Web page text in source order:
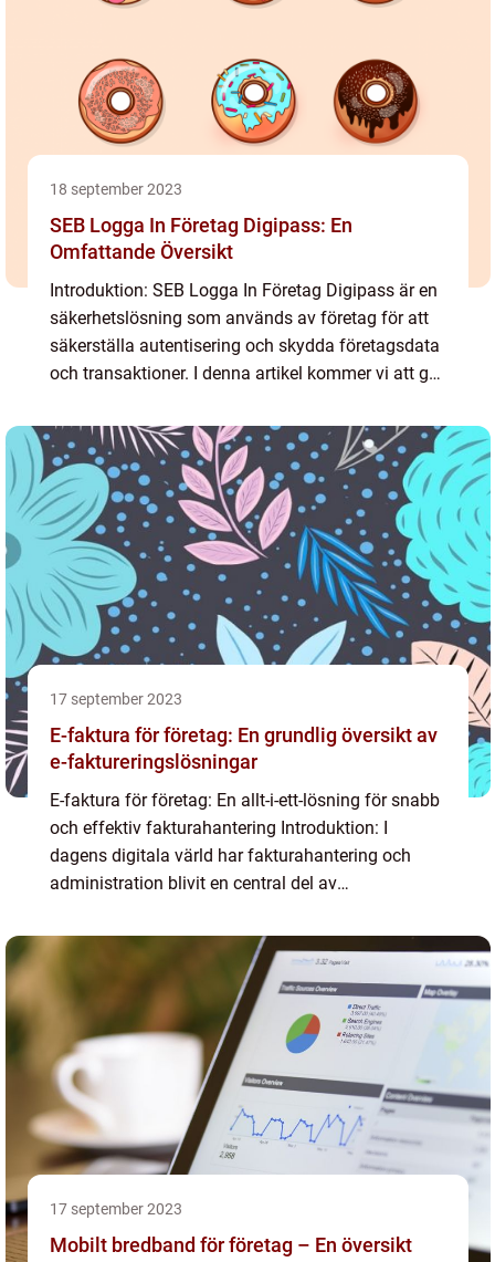
18 september 2023
SEB Logga In Företag Digipass: En
Omfattande Översikt
Introduktion: SEB Logga In Företag Digipass är en
säkerhetslösning som används av företag för att
säkerställa autentisering och skydda företagsdata
och transaktioner. I denna artikel kommer vi att ge
Dig...
17 september 2023
E-faktura för företag: En grundlig översikt av
e-faktureringslösningar
E-faktura för företag: En allt-i-ett-lösning för snabb
och effektiv fakturahantering Introduktion: I
dagens digitala värld har fakturahantering och
administration blivit en central del av
tjänster har f...
17 september 2023
Mobilt bredband för företag – En översikt